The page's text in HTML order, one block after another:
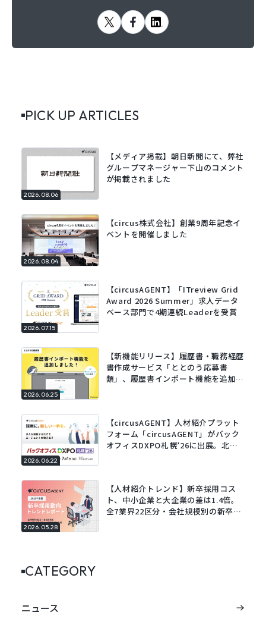
PICK UP ARTICLES
2026.08.06
【メディア掲載】朝日新聞にて、弊社
グループマネージャー下山のコメント
が掲載されました
2026.08.04
【circus株式会社】創業9周年記念イ
ベントを開催しました
2026.07.15
【circusAGENT】「ITreview Grid
Award 2026 Summer」求人データ
ベース部門で4期連続Leaderを受賞
2026.06.25
【新機能リリース】履歴書・職務経歴
書作成サービス「ととのう応募書
類」、履歴書インポート機能を追加。
2026.06.22
【circusAGENT】人材紹介プラット
フォーム「circusAGENT」がバック
オフィスDXPO札幌’26に出展。北海
2026.05.28
【人材紹介トレンド】新卒採用コス
ト、中小企業と大企業の差は1.4倍。
全7業界22区分・会社規模別の新卒採
CATEGORY
ニュース